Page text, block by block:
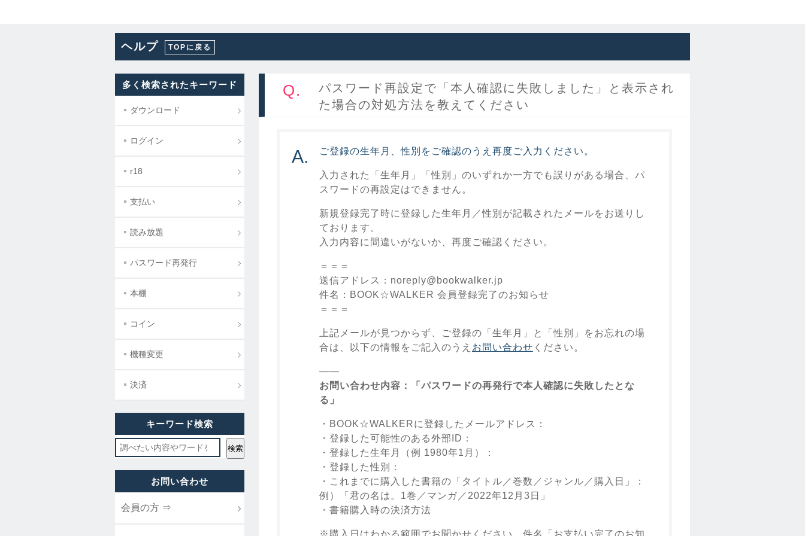
ヘルプ TOPに戻る
Q.
パスワード再設定で「本人確認に失敗しました」と表示され
た場合の対処方法を教えてください
A. ご登録の生年月、性別をご確認のうえ再度ご入力ください。
入力された「生年月」「性別」のいずれか一方でも誤りがある場合、パ
スワードの再設定はできません。
新規登録完了時に登録した生年月／性別が記載されたメールをお送りし
ております。
入力内容に間違いがないか、再度ご確認ください。
＝＝＝
送信アドレス：noreply@bookwalker.jp
件名：BOOK☆WALKER 会員登録完了のお知らせ
＝＝＝
上記メールが見つからず、ご登録の「生年月」と「性別」をお忘れの場
合は、以下の情報をご記入のうえ お問い合わせ ください。
——
お問い合わせ内容：「パスワードの再発行で本人確認に失敗したとな
る」
・BOOK☆WALKERに登録したメールアドレス：
・登録した可能性のある外部ID：
・登録した生年月（例 1980年1月）：
・登録した性別：
・これまでに購入した書籍の「タイトル／巻数／ジャンル／購入日」：
例）「君の名は。1巻／マンガ／2022年12月3日」
・書籍購入時の決済方法
※購入日はわかる範囲でお聞かせください。件名「お支払い完了のお知
多く検索されたキーワード
ダウンロード
ログイン
r18
支払い
読み放題
パスワード再発行
本棚
コイン
機種変更
決済
キーワード検索
お問い合わせ
会員の方 ⇒